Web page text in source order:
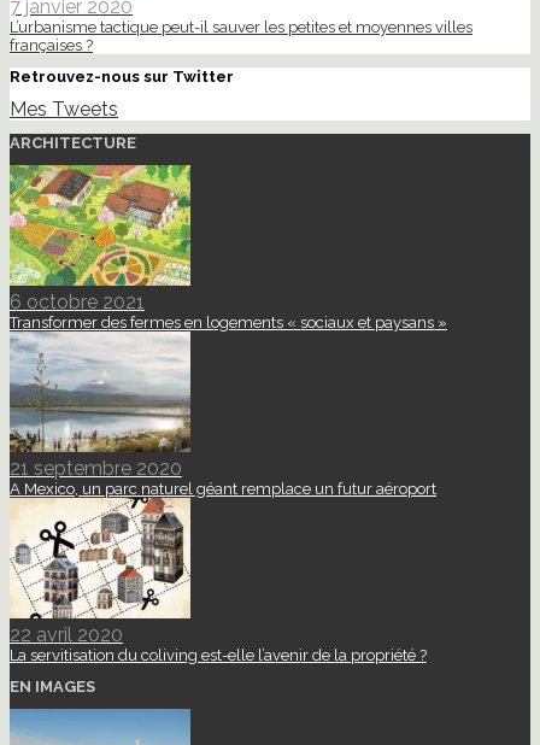
7 janvier 2020
L’urbanisme tactique peut-il sauver les petites et moyennes villes
françaises ?
Retrouvez-nous sur Twitter
Mes Tweets
ARCHITECTURE
6 octobre 2021
Transformer des fermes en logements « sociaux et paysans »
21 septembre 2020
A Mexico, un parc naturel géant remplace un futur aéroport
22 avril 2020
La servitisation du coliving est-elle l’avenir de la propriété ?
EN IMAGES